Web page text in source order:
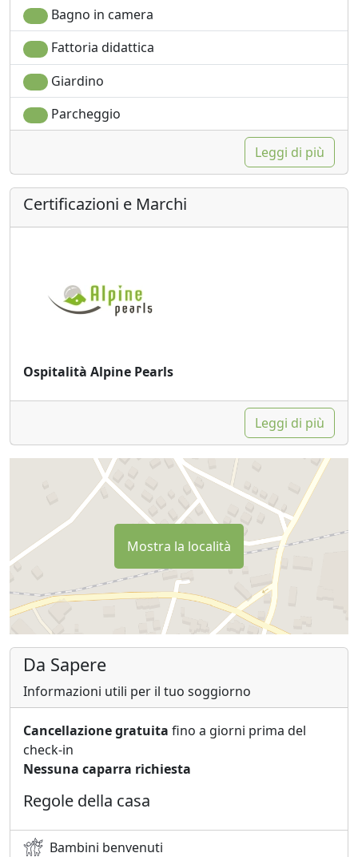
Bagno in camera
Fattoria didattica
Giardino
Parcheggio
Leggi di più
Certificazioni e Marchi
Ospitalità Alpine Pearls
Leggi di più
Mostra la località
Da Sapere
Informazioni utili per il tuo soggiorno
Cancellazione gratuita fino a giorni prima del
check-in
Nessuna caparra richiesta
Regole della casa
Bambini benvenuti